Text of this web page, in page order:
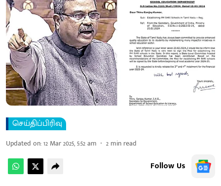
செய்திப்பிரிவு
Updated on:12 Mar 2025, 5:52 am 2 min read
Follow Us